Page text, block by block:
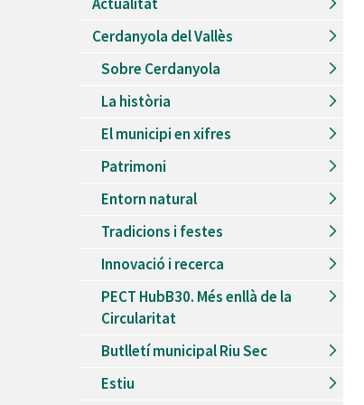
Recursos Humans
Del26/06/2026al30/08/2026
Patis oberts temporada d'estiu
Piscines d'estiu a Cerdanyola
Del01/06/2026al30/09/2026
Refugis climàtics a Cerdanyola
Jocs d'aigua del Parc Cordelles
Del01/07/2024al31/08/2026
Decorem! Conte 'La truita de nabius'
Cerdanyola del Vallès
Sobre Cerdanyola
La història
El municipi en xifres
Patrimoni
Entorn natural
Tradicions i festes
Innovació i recerca
PECT HubB30. Més enllà de la
Circularitat
Butlletí municipal Riu Sec
Estiu